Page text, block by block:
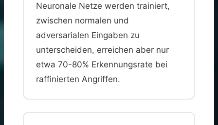
Neuronale Netze werden trainiert,
zwischen normalen und
adversarialen Eingaben zu
unterscheiden, erreichen aber nur
etwa 70-80% Erkennungsrate bei
raffinierten Angriffen.